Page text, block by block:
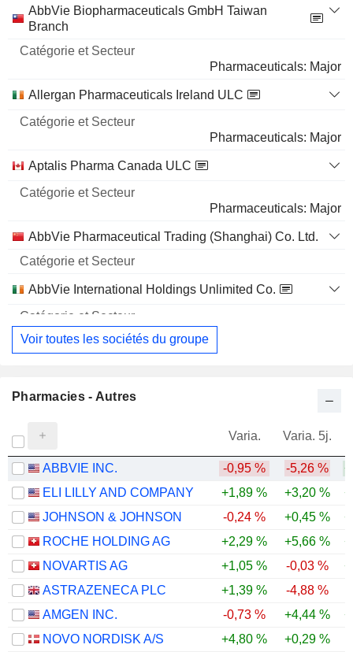
Catégorie
AbbVie Biopharmaceuticals GmbH Taiwan
Branch
Pharmaceuticals: Major
Allergan Pharmaceuticals Ireland ULC
Pharmaceuticals: Major
Aptalis Pharma Canada ULC
Pharmaceuticals: Major
AbbVie Pharmaceutical Trading (Shanghai) Co. Ltd.
AbbVie International Holdings Unlimited Co.
Voir toutes les sociétés du groupe
Pharmacies - Autres
Varia. Varia. 5j.
ABBVIE INC. -0,95 % -5,26 %
ELI LILLY AND COMPANY
+1,89 % +3,20 %
JOHNSON & JOHNSON
-0,24 % +0,45 %
ROCHE HOLDING AG
+2,29 % +5,66 %
NOVARTIS AG
+1,05 % -0,03 %
ASTRAZENECA PLC
+1,39 % -4,88 %
AMGEN INC.
-0,73 % +4,44 %
NOVO NORDISK A/S
+4,80 % +0,29 %